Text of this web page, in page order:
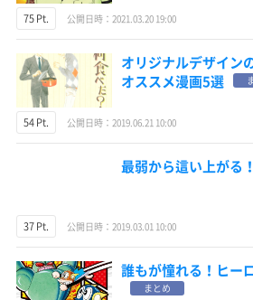
75 Pt. 公開日時：2021.03.20 19:00
オリジナルデザイン
オススメ漫画5選
54 Pt. 公開日時：2019.06.21 10:00
最弱から這い上がる
37 Pt. 公開日時：2019.03.01 10:00
誰もが憧れる！ヒー
まとめ